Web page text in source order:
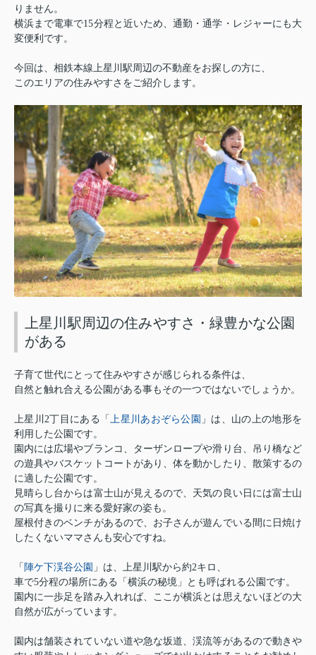
りません。
横浜まで電車で15分程と近いため、通勤・通学・レジャーにも大
変便利です。
今回は、相鉄本線上星川駅周辺の不動産をお探しの方に、
このエリアの住みやすさをご紹介します。
上星川駅周辺の住みやすさ・緑豊かな公園
がある
子育て世代にとって住みやすさが感じられる条件は、
自然と触れ合える公園がある事もその一つではないでしょうか。
上星川2丁目にある「 上星川あおぞら公園 」は、 山の上の地形を
利用した公園です。
園内には広場やブランコ、ターザンロープや滑り台、吊り橋など
の遊具やバスケットコートがあり、体を動かしたり、散策するの
に適した公園です。
見晴らし台からは富士山が見えるので、天気の良い日には富士山
の写真を撮りに来る愛好家の姿も。
屋根付きのベンチがあるので、お子さんが遊んでいる間に日焼け
したくないママさんも安心ですね。
「 陣ケ下渓谷公園 」は、上星川駅から約2キロ、
車で5分程の場所にある「横浜の秘境」とも呼ばれる公園です。
園内に一歩足を踏み入れれば、ここが横浜とは思えないほどの大
自然が広がっています。
園内は舗装されていない道や急な坂道、渓流等があるので動きや